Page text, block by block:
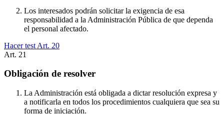
Los interesados podrán solicitar la exigencia de esa
responsabilidad a la Administración Pública de que dependa
el personal afectado.
Hacer test Art. 20
Art. 21
Obligación de resolver
La Administración está obligada a dictar resolución expresa y
a notificarla en todos los procedimientos cualquiera que sea su
forma de iniciación.